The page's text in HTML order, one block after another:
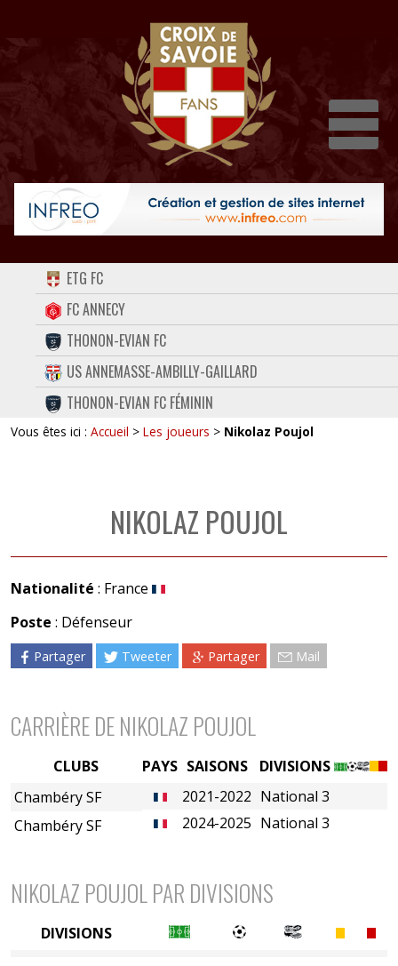
ACCUEIL
FORUM
CONTACT
FACEBOOK
TWITTER
ETG FC
FC ANNECY
THONON-EVIAN FC
US ANNEMASSE-AMBILLY-GAILLARD
THONON-EVIAN FC FÉMININ
Vous êtes ici : Accueil > Les joueurs > Nikolaz Poujol
NIKOLAZ POUJOL
Nationalité : France
Poste : Défenseur
Partager Tweeter Partager Mail
CARRIÈRE DE NIKOLAZ POUJOL
PAYS SAISONS
DIVISIONS
2021-2022 National 3
2024-2025 National 3
CLUBS
Chambéry SF
Chambéry SF
NIKOLAZ POUJOL PAR DIVISIONS
DIVISIONS